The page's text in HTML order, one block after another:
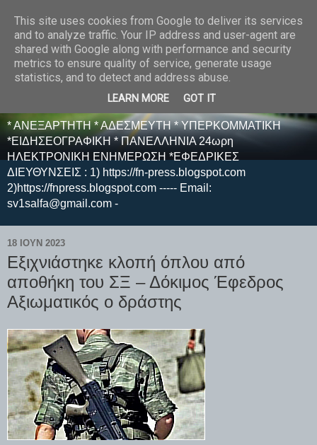
E F E N P R E S S -
ΗΛΕΚΤΡΟΝΙΚΗ
ΕΦΗΜΕΡΙΔΑ
* ΑΝΕΞΑΡΤΗΤΗ * ΑΔΕΣΜΕΥΤΗ * ΥΠΕΡΚΟΜΜΑΤΙΚΗ
*ΕΙΔΗΣΕΟΓΡΑΦΙΚΗ * ΠΑΝΕΛΛΗΝΙΑ 24ωρη
ΗΛΕΚΤΡΟΝΙΚΗ ΕΝΗΜΕΡΩΣΗ *ΕΦΕΔΡΙΚΕΣ
ΔΙΕΥΘΥΝΣΕΙΣ : 1) https://fn-press.blogspot.com
2)https://fnpress.blogspot.com ----- Email:
sv1salfa@gmail.com -
18 ΙΟΥΝ 2023
Εξιχνιάστηκε κλοπή όπλου από
αποθήκη του ΣΞ – Δόκιμος Έφεδρος
Aξιωματικός ο δράστης
This site uses cookies from Google to deliver its services
and to analyze traffic. Your IP address and user-agent are
shared with Google along with performance and security
metrics to ensure quality of service, generate usage
statistics, and to detect and address abuse.
LEARN MORE GOT IT